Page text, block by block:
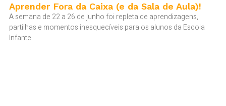
Aprender Fora da Caixa (e da Sala de Aula)!
A semana de 22 a 26 de junho foi repleta de aprendizagens,
partilhas e momentos inesquecíveis para os alunos da Escola
Infante